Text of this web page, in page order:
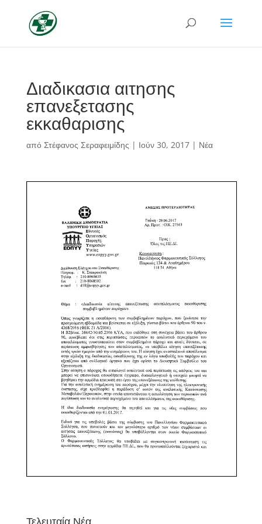
Διαδικασια αιτησης
επανεξετασης
εκκαθαρισης
από Στέφανος Σεραφειμίδης | Ιούν 30, 2017| Νέα
Τελευταία Νέα